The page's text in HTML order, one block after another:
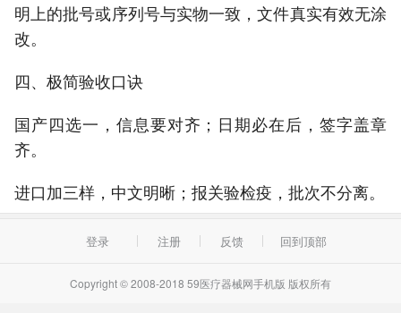
明上的批号或序列号与实物一致，文件真实有效无涂
改。
四、极简验收口诀
国产四选一，信息要对齐；日期必在后，签字盖章
齐。
进口加三样，中文明晰；报关验检疫，批次不分离。
登录 注册 反馈 回到顶部
Copyright © 2008-2018 59医疗器械网手机版 版权所有